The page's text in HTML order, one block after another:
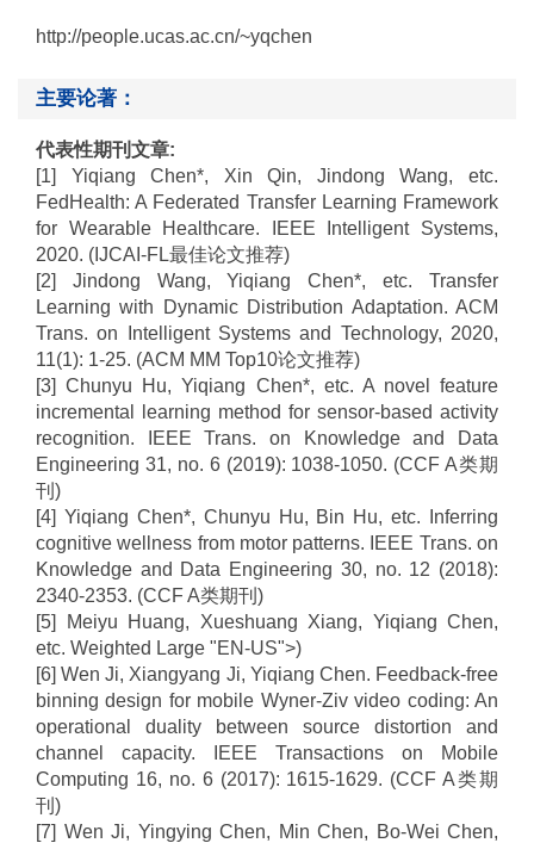
http://people.ucas.ac.cn/~yqchen
主要论著：
代表性期刊文章:
[1] Yiqiang Chen*, Xin Qin, Jindong Wang, etc.
FedHealth: A Federated Transfer Learning Framework
for Wearable Healthcare. IEEE Intelligent Systems,
2020. (IJCAI-FL最佳论文推荐)
[2] Jindong Wang, Yiqiang Chen*, etc. Transfer
Learning with Dynamic Distribution Adaptation. ACM
Trans. on Intelligent Systems and Technology, 2020,
11(1): 1-25. (ACM MM Top10论文推荐)
[3] Chunyu Hu, Yiqiang Chen*, etc. A novel feature
incremental learning method for sensor-based activity
recognition. IEEE Trans. on Knowledge and Data
Engineering 31, no. 6 (2019): 1038-1050. (CCF A类期
刊 )
[4] Yiqiang Chen*, Chunyu Hu, Bin Hu, etc. Inferring
cognitive wellness from motor patterns. IEEE Trans. on
Knowledge and Data Engineering 30, no. 12 (2018):
2340-2353. (CCF A类期刊 )
[5] Meiyu Huang, Xueshuang Xiang, Yiqiang Chen,
etc. Weighted Large "EN-US">)
[6] Wen Ji, Xiangyang Ji, Yiqiang Chen. Feedback-free
binning design for mobile Wyner-Ziv video coding: An
operational duality between source distortion and
channel capacity. IEEE Transactions on Mobile
Computing 16, no. 6 (2017): 1615-1629. (CCF A类期
刊 )
[7] Wen Ji, Yingying Chen, Min Chen, Bo-Wei Chen,